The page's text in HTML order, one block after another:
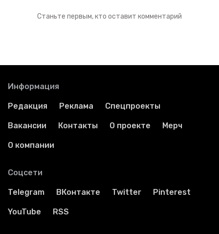
Станьте первым, кто оставит комментарий
Информация
Редакция Реклама Спецпроекты
Вакансии Контакты О проекте Мерч
О компании
Соцсети
Telegram ВКонтакте Twitter Pinterest
YouTube RSS